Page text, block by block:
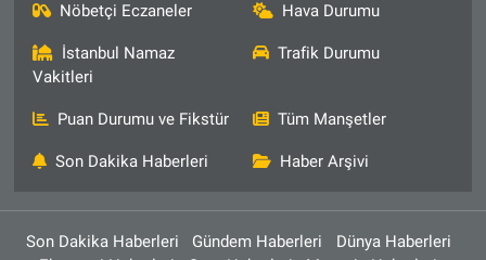
Nöbetçi Eczaneler Hava Durumu
İstanbul Namaz
Vakitleri
Trafik Durumu
Puan Durumu ve Fikstür Tüm Manşetler
Son Dakika Haberleri Haber Arşivi
Son Dakika Haberleri Gündem Haberleri
Dünya Haberleri